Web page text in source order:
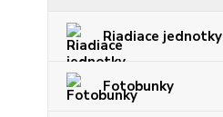
Riadiace jednotky
Fotobunky